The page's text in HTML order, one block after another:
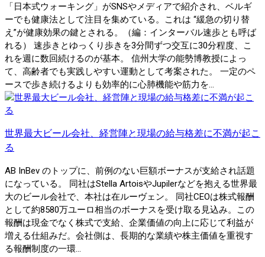
「日本式ウォーキング」がSNSやメディアで紹介され、ベルギ
ーでも健康法として注目を集めている。これは “緩急の切り替
え”が健康効果の鍵とされる。（編：インターバル速歩とも呼ば
れる） 速歩きとゆっくり歩きを3分間ずつ交互に30分程度、こ
れを週に数回続けるのが基本。 信州大学の能勢博教授によっ
て、高齢者でも実践しやすい運動として考案された。 一定のペ
ースで歩き続けるよりも効率的に心肺機能や筋力を...
世界最大ビール会社、経営陣と現場の給与格差に不満が起こ
る
AB InBev のトップに、前例のない巨額ボーナスが支給され話題
になっている。 同社はStella ArtoisやJupilerなどを抱える世界最
大のビール会社で、本社は在ルーヴェン。 同社CEOは株式報酬
として約8580万ユーロ相当のボーナスを受け取る見込み。この
報酬は現金でなく株式で支給、企業価値の向上に応じて利益が
増える仕組みだ。会社側は、長期的な業績や株主価値を重視す
る報酬制度の一環...